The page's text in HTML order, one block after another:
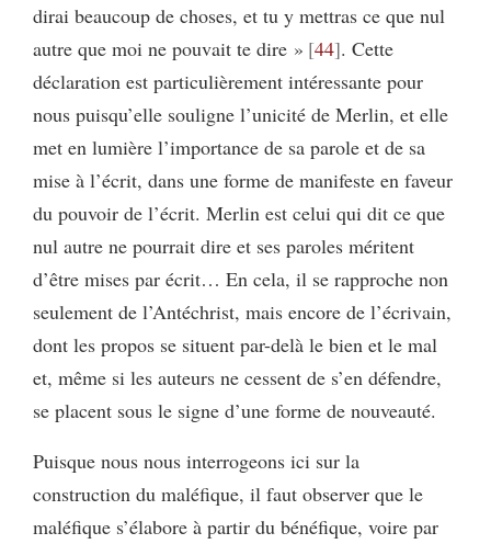
dirai beaucoup de choses, et tu y mettras ce que nul
autre que moi ne pouvait te dire » 44 . Cette
déclaration est particulièrement intéressante pour
nous puisqu’elle souligne l’unicité de Merlin, et elle
met en lumière l’importance de sa parole et de sa
mise à l’écrit, dans une forme de manifeste en faveur
du pouvoir de l’écrit. Merlin est celui qui dit ce que
nul autre ne pourrait dire et ses paroles méritent
d’être mises par écrit… En cela, il se rapproche non
seulement de l’Antéchrist, mais encore de l’écrivain,
dont les propos se situent par-delà le bien et le mal
et, même si les auteurs ne cessent de s’en défendre,
se placent sous le signe d’une forme de nouveauté.
Puisque nous nous interrogeons ici sur la
construction du maléfique, il faut observer que le
maléfique s’élabore à partir du bénéfique, voire par